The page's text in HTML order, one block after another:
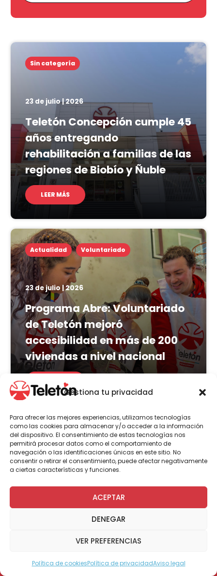
Gestiona tu privacidad
Para ofrecer las mejores experiencias, utilizamos tecnologías
como las cookies para almacenar y/o acceder a la información
del dispositivo. El consentimiento de estas tecnologías nos
permitirá procesar datos como el comportamiento de
navegación o las identificaciones únicas en este sitio. No
consentir o retirar el consentimiento, puede afectar negativamente
a ciertas características y funciones.
ACEPTAR
DENEGAR
VER PREFERENCIAS
Política de cookiesPolítica de privacidadAviso legal
Sin categoría
23 de julio | 2026
Teletón Concepción cumple 45
años entregando
rehabilitación a familias de las
regiones de Biobío y Ñuble
LEER MÁS
Actualidad Voluntariado
23 de julio | 2026
Programa Abre: Voluntariado
de Teletón mejoró
accesibilidad en más de 200
viviendas a nivel nacional
LEER MÁS
Actualidad Arte
14 de julio | 2026
15 familias transforman sus
historias en arte en la nueva
Atacama
LEER MÁS Modo Accesible